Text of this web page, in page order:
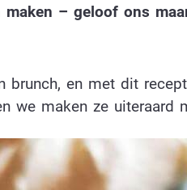
– geloof ons
brunch, en met dit
we maken ze uiteraard